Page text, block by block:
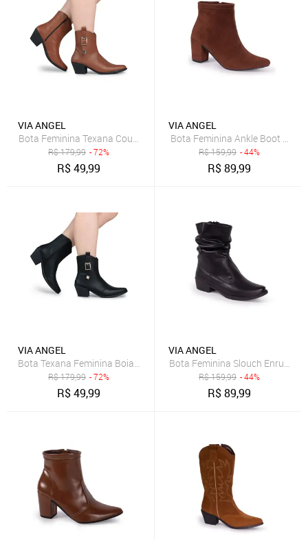
VIA ANGEL
Bota Feminina Texana Country Bico Fino Cano Baixo Boiadeira
R$179,99 - 72%
R$49,99
VIA ANGEL
Bota Feminina Ankle Boot
R$159,99 - 44%
R$89,99
VIA ANGEL
Bota Texana Feminina Boiadeira Country Fivela Bico Fino Cano
R$179,99 - 72%
R$49,99
VIA ANGEL
R$159,99 - 44%
R$89,99